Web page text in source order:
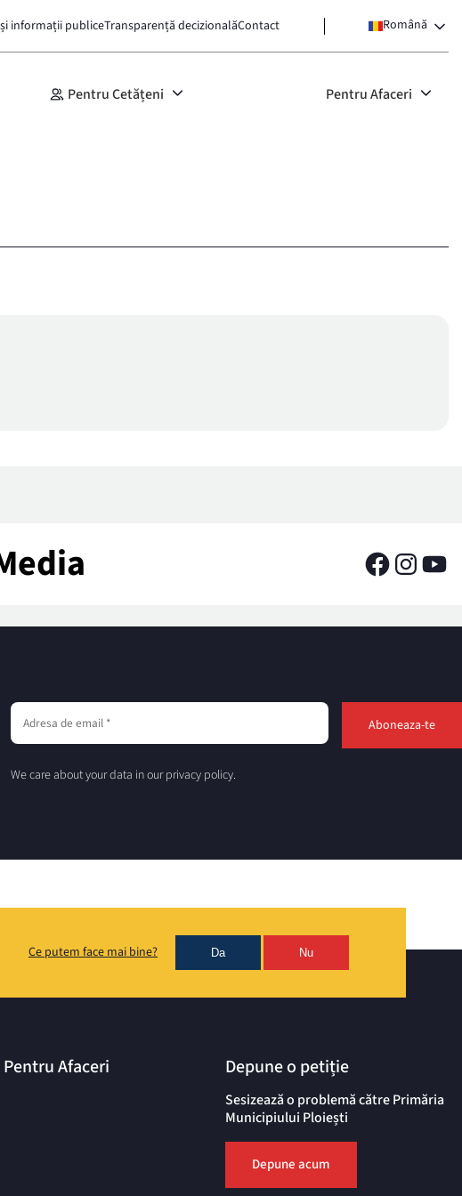
informații publiceTransparență decizionalăContact Română
Pentru Cetățeni Pentru Afaceri
We care about your data in our privacy policy.
Ce putem face mai bine? Da Nu
Pentru Afaceri Depune o petiție
Sesizează o problemă către Primăria
Municipiului Ploiești
Depune acum